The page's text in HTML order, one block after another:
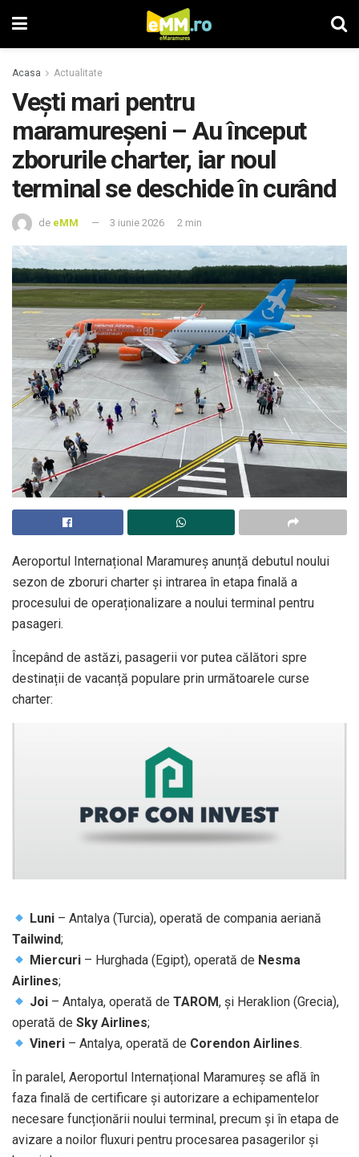
Acasa Actualitate
Vești mari pentru
maramureșeni – Au început
zborurile charter, iar noul
terminal se deschide în curând
de eMM 3 iunie 2026 2 min
Aeroportul Internațional Maramureș anunță debutul noului
sezon de zboruri charter și intrarea în etapa finală a
procesului de operaționalizare a noului terminal pentru
pasageri.
Începând de astăzi, pasagerii vor putea călători spre
destinații de vacanță populare prin următoarele curse
charter:
Luni – Antalya (Turcia), operată de compania aeriană
Tailwind;
Miercuri – Hurghada (Egipt), operată de Nesma
Airlines;
Joi – Antalya, operată deTAROM, și Heraklion (Grecia),
operată de Sky Airlines;
Vineri – Antalya, operată de Corendon Airlines.
În paralel, Aeroportul Internațional Maramureș se află în
faza finală de certificare și autorizare a echipamentelor
necesare funcționării noului terminal, precum și în etapa de
avizare a noilor fluxuri pentru procesarea pasagerilor și